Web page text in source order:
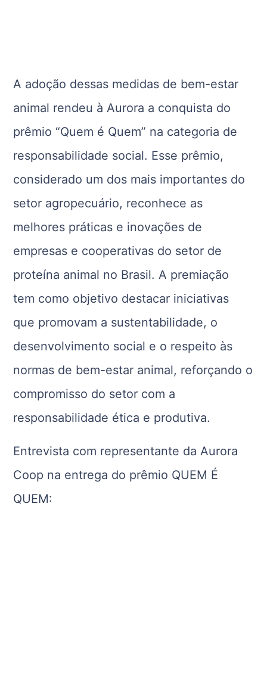
A adoção dessas medidas de bem-estar
animal rendeu à Aurora a conquista do
prêmio “Quem é Quem” na categoria de
responsabilidade social. Esse prêmio,
considerado um dos mais importantes do
setor agropecuário, reconhece as
melhores práticas e inovações de
empresas e cooperativas do setor de
proteína animal no Brasil. A premiação
tem como objetivo destacar iniciativas
que promovam a sustentabilidade, o
desenvolvimento social e o respeito às
normas de bem-estar animal, reforçando o
compromisso do setor com a
responsabilidade ética e produtiva.
Entrevista com representante da Aurora
Coop na entrega do prêmio QUEM É
QUEM: